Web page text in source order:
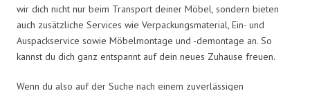
wir dich nicht nur beim Transport deiner Möbel, sondern bieten
auch zusätzliche Services wie Verpackungsmaterial, Ein- und
Auspackservice sowie Möbelmontage und -demontage an. So
kannst du dich ganz entspannt auf dein neues Zuhause freuen.
Wenn du also auf der Suche nach einem zuverlässigen